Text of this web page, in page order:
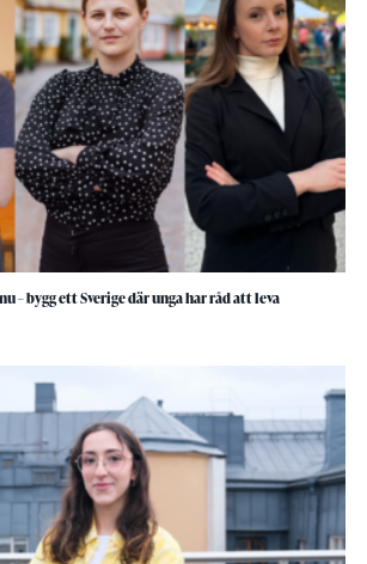
– bygg ett Sverige där unga har råd att leva